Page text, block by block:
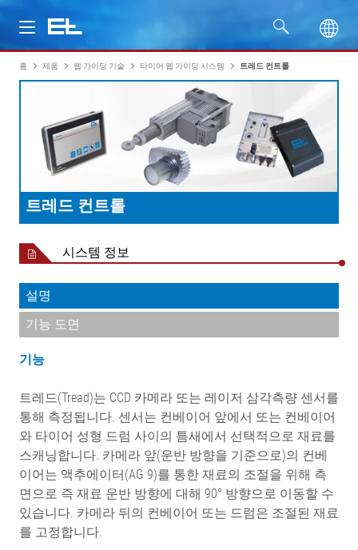
제품
서비스
회사명
홈 제품 웹 가이딩 기술 타이어 웹 가이딩 시스템 트레드 컨트롤
트레드 컨트롤
시스템 정보
설명
기능 도면
기능
트레드(Tread)는 CCD 카메라 또는 레이저 삼각측량 센서를
통해 측정됩니다. 센서는 컨베이어 앞에서 또는 컨베이어
와 타이어 성형 드럼 사이의 틈새에서 선택적으로 재료를
스캐닝합니다. 카메라 앞(운반 방향을 기준으로)의 컨베
이어는 액추에이터(AG 9)를 통한 재료의 조절을 위해 측
면으로 즉 재료 운반 방향에 대해 90° 방향으로 이동할 수
있습니다. 카메라 뒤의 컨베이어 또는 드럼은 조절된 재료
를 고정합니다.